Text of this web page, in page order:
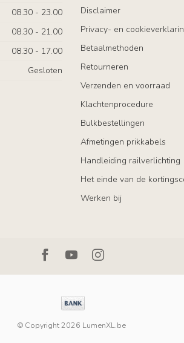
08.30 - 23.00
08.30 - 21.00
08.30 - 17.00
Gesloten
Disclaimer
Privacy- en
Betaalmethoden
Retourneren
Verzenden en voorraad
Klachtenprocedure
Bulkbestellingen
Afmetingen prikkabels
Handleiding railverlichting
Het einde van de
Werken bij
© Copyright 2026 LumenXL.be